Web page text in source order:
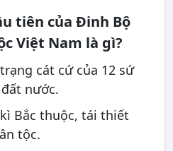
tiên của Đinh Bộ
Việt Nam là gì?
cát cứ của 12 sứ
nước.
Bắc thuộc, tái thiết
tộc.